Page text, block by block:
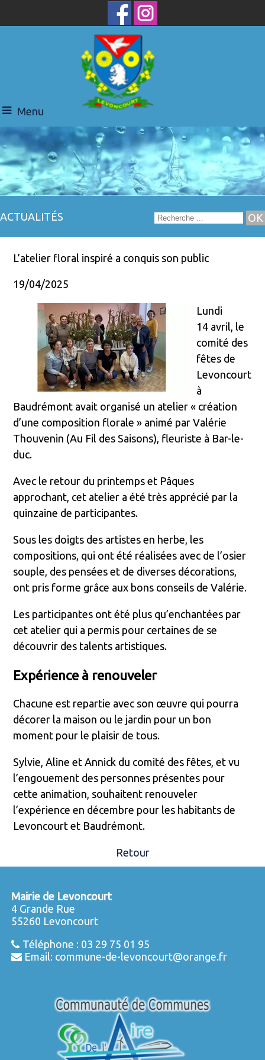
Menu
ACTUALITÉS
L’atelier floral inspiré a conquis son public
19/04/2025
Lundi
14 avril, le
comité des
fêtes de
Levoncourt
à
Baudrémont avait organisé un atelier « création
d’une composition florale » animé par Valérie
Thouvenin (Au Fil des Saisons), fleuriste à Bar-le-
duc.
Avec le retour du printemps et Pâques
approchant, cet atelier a été très apprécié par la
quinzaine de participantes.
Sous les doigts des artistes en herbe, les
compositions, qui ont été réalisées avec de l’osier
souple, des pensées et de diverses décorations,
ont pris forme grâce aux bons conseils de Valérie.
Les participantes ont été plus qu’enchantées par
cet atelier qui a permis pour certaines de se
découvrir des talents artistiques.
Expérience à renouveler
Chacune est repartie avec son œuvre qui pourra
décorer la maison ou le jardin pour un bon
moment pour le plaisir de tous.
Sylvie, Aline et Annick du comité des fêtes, et vu
l’engouement des personnes présentes pour
cette animation, souhaitent renouveler
l’expérience en décembre pour les habitants de
Levoncourt et Baudrémont.
Retour
Mairie de Levoncourt
4 Grande Rue
55260 Levoncourt
Téléphone : 03 29 75 01 95
Email: commune-de-levoncourt@orange.fr